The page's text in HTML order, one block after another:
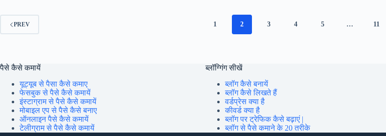
CPO
इंस्पेक्टर
Online
पुलिस
सब
इंस्पेक्टर
जॉब्स,
PREV 1 2 3 4 5 … 11
पैसे कैसे कमायें
यूट्यूब से पैसा कैसे कमाए
फेसबुक से पैसे कैसे कमायें
इंस्टाग्राम से पैसे कैसे कमायें
मोबाइल एप से पैसे कैसे बनाए
ऑनलाइन पैसे कैसे कमायें
टेलीग्राम से पैसे कैसे कमायें
ब्लॉग्गिंग सीखें
ब्लॉग कैसे बनायें
ब्लॉग कैसे लिखते हैं
वर्डप्रेस क्या है
कीवर्ड क्या है
ब्लॉग पर ट्रेफिक कैसे बढ़ाएं |
ब्लॉग से पैसे कमाने के 20 तरीके